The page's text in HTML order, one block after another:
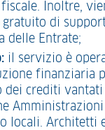
Inoltre,
gratuito di
delle Entrate;
il servizio è
finanziaria
dei crediti
locali. Architetti